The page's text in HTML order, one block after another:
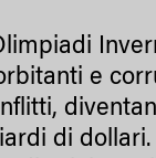
e
di